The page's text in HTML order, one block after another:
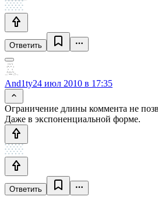
Ответить
And1ty24 июл 2010 в 17:35
Ограничение длины коммента не
Даже в экспоненциальной форме.
Ответить